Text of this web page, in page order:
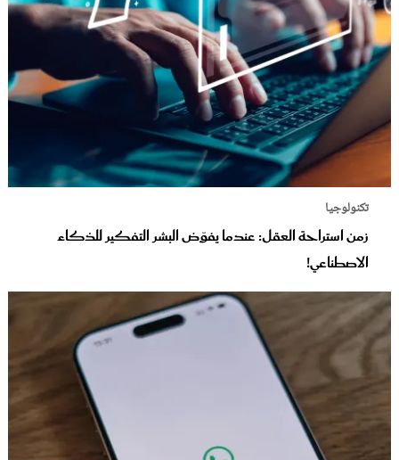
تكنولوجيا
زمن استراحة العقل: عندما يفوّض البشر التفكير للذكاء
الاصطناعي!